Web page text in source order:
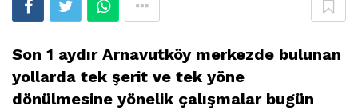
Son 1 aydır Arnavutköy merkezde bulunan
yollarda tek şerit ve tek yöne
dönülmesine yönelik çalışmalar bugün